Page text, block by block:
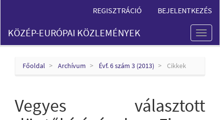
Content
Sidebar
REGISZTRÁCIÓ BEJELENTKEZÉS
Toggle
KÖZÉP-EURÓPAI KÖZLEMÉNYEK
Főoldal Archívum Évf. 6 szám 3 (2013) Cikkek
Vegyes választott